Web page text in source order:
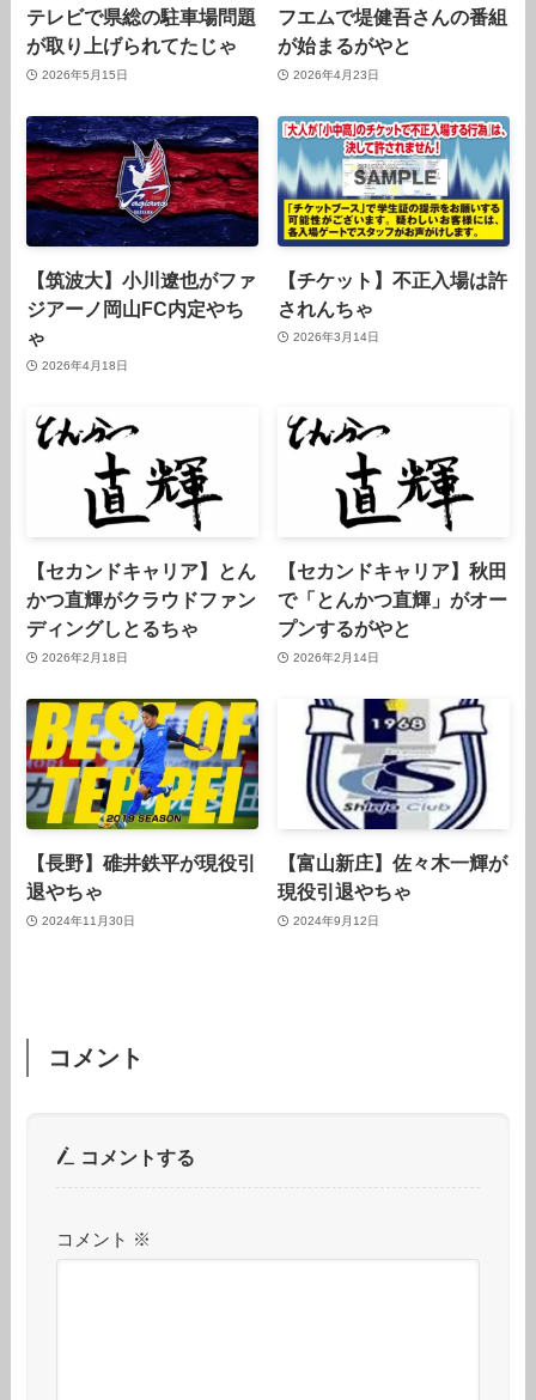
テレビで県総の駐車場問題
が取り上げられてたじゃ
2026年5月15日
フエムで堤健吾さんの番組
が始まるがやと
2026年4月23日
【筑波大】小川遼也がファ
ジアーノ岡山FC内定やち
ゃ
2026年4月18日
【チケット】不正入場は許
されんちゃ
2026年3月14日
【セカンドキャリア】とん
かつ直輝がクラウドファン
ディングしとるちゃ
2026年2月18日
【セカンドキャリア】秋田
で「とんかつ直輝」がオー
プンするがやと
2026年2月14日
【長野】碓井鉄平が現役引
退やちゃ
2024年11月30日
【富山新庄】佐々木一輝が
現役引退やちゃ
2024年9月12日
コメント
コメントする
コメント ※